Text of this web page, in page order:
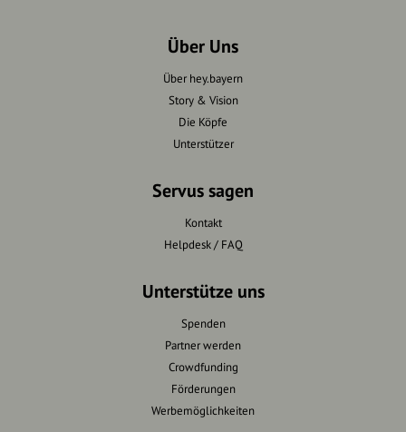
Über Uns
Über hey.bayern
Story & Vision
Die Köpfe
Unterstützer
Servus sagen
Kontakt
Helpdesk / FAQ
Unterstütze uns
Spenden
Partner werden
Crowdfunding
Förderungen
Werbemöglichkeiten